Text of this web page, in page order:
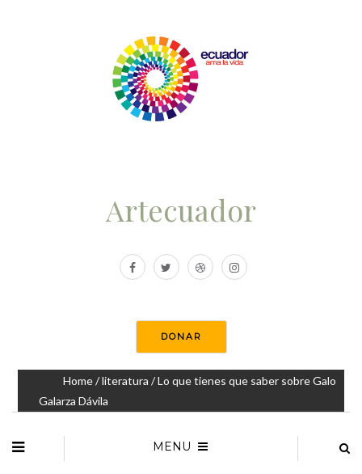
Artecuador
DONAR
Home/literatura / Lo que tienes que saber sobre Galo
Galarza Dávila
MENU